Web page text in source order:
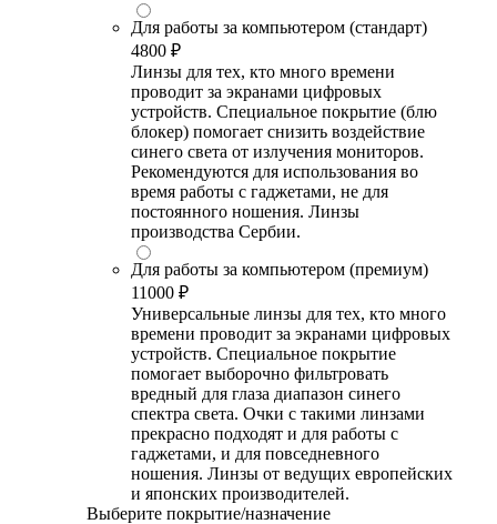
Для работы за компьютером (стандарт)
4800 ₽
Линзы для тех, кто много времени
проводит за экранами цифровых
устройств. Специальное покрытие (блю
блокер) помогает снизить воздействие
синего света от излучения мониторов.
Рекомендуются для использования во
время работы с гаджетами, не для
постоянного ношения. Линзы
производства Сербии.
Для работы за компьютером (премиум)
11000 ₽
Универсальные линзы для тех, кто много
времени проводит за экранами цифровых
устройств. Специальное покрытие
помогает выборочно фильтровать
вредный для глаза диапазон синего
спектра света. Очки с такими линзами
прекрасно подходят и для работы с
гаджетами, и для повседневного
ношения. Линзы от ведущих европейских
и японских производителей.
Выберите покрытие/назначение